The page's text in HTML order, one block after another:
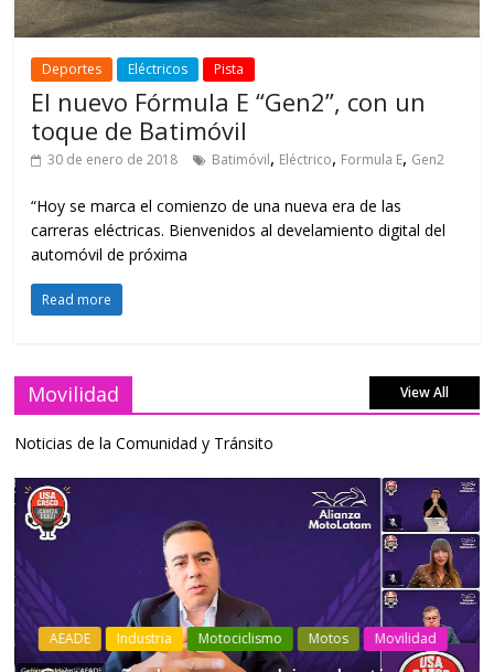
Deportes Eléctricos Pista
El nuevo Fórmula E “Gen2”, con un
toque de Batimóvil
30 de enero de 2018 Batimóvil, Eléctrico, Formula E, Gen2
“Hoy se marca el comienzo de una nueva era de las
carreras eléctricas. Bienvenidos al develamiento digital del
automóvil de próxima
Read more
Movilidad View All
Noticias de la Comunidad y Tránsito
Industria Movilidad Transporte Varios